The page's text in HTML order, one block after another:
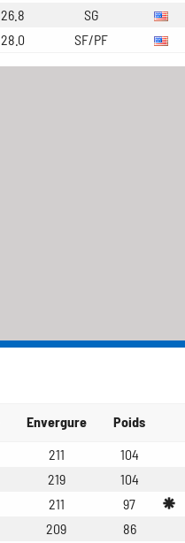
26.8
SG
28.0 SF/PF
Envergure
Poids
211
104
219
104
211
97
209
86